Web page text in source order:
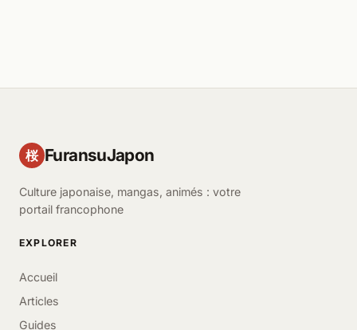
桜 FuransuJapon
Culture japonaise, mangas, animés : votre
portail francophone
EXPLORER
Accueil
Articles
Guides